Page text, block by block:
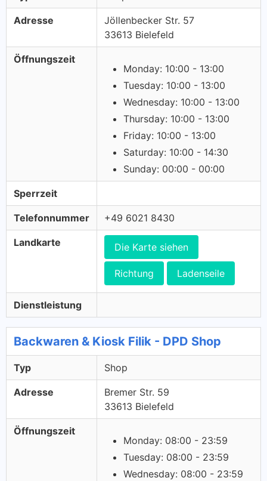
Adresse
Jöllenbecker Str. 57
33613 Bielefeld
Öffnungszeit
Monday: 10:00 - 13:00
Tuesday: 10:00 - 13:00
Wednesday: 10:00 - 13:00
Thursday: 10:00 - 13:00
Friday: 10:00 - 13:00
Saturday: 10:00 - 14:30
Sunday: 00:00 - 00:00
Sperrzeit
Telefonnummer +49 6021 8430
Landkarte Die Karte siehen
Richtung Ladenseile
Dienstleistung
Backwaren & Kiosk Filik - DPD Shop
Typ Shop
Adresse
Bremer Str. 59
33613 Bielefeld
Öffnungszeit
Monday: 08:00 - 23:59
Tuesday: 08:00 - 23:59
Wednesday: 08:00 - 23:59